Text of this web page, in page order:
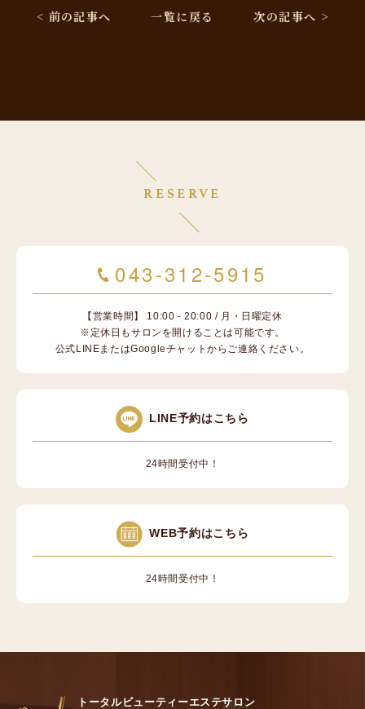
< 前の記事へ 一覧に戻る 次の記事へ >
RESERVE
043-312-5915
【営業時間】 10:00 - 20:00 / 月・日曜定休
※定休日もサロンを開けることは可能です。
公式LINEまたはGoogleチャットからご連絡ください。
LINE予約はこちら
24時間受付中！
WEB予約はこちら
24時間受付中！
トータルビューティーエステサロン